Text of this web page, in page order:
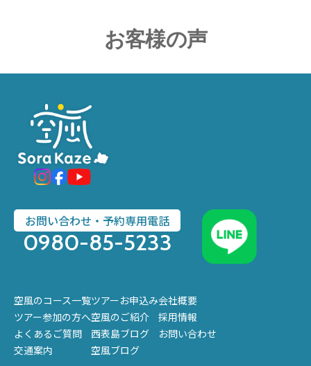
お客様の声
お問い合わせ・予約専用電話
0980-85-5233
空風のコース一覧
ツアー参加の方へ
よくあるご質問
交通案内
ツアーお申込み
空風のご紹介
西表島ブログ
空風ブログ
会社概要
採用情報
お問い合わせ